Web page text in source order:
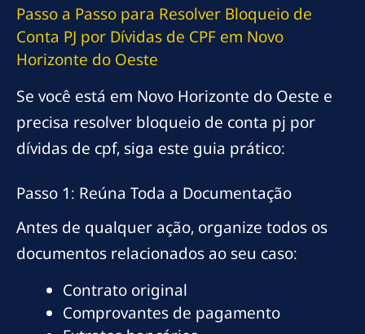
Passo a Passo para Resolver Bloqueio de
Conta PJ por Dívidas de CPF em Novo
Horizonte do Oeste
Se você está em Novo Horizonte do Oeste e
precisa resolver bloqueio de conta pj por
dívidas de cpf, siga este guia prático:
Passo 1: Reúna Toda a Documentação
Antes de qualquer ação, organize todos os
documentos relacionados ao seu caso:
Contrato original
Comprovantes de pagamento